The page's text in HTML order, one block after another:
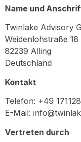
Name und
Twinlake Advisory
Weidenlohstraße 18
82239 Alling
Deutschland
Kontakt
Telefon: +49
E-Mail:
Vertreten durch